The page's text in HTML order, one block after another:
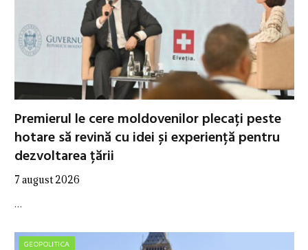
Premierul le cere moldovenilor plecați peste
hotare să revină cu idei și experiență pentru
dezvoltarea țării
7 august 2026
…
GEOPOLITICA